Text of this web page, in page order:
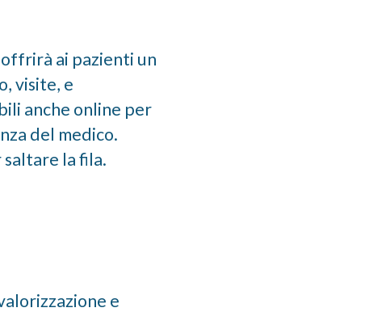
ai pazienti un
visite, e
anche online per
del medico.
la fila.
e